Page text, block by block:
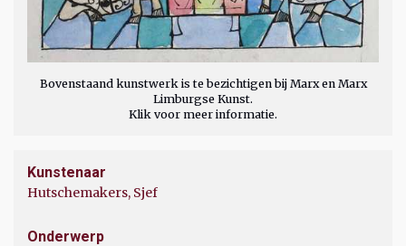
Bovenstaand kunstwerk is te bezichtigen bij Marx en Marx
Limburgse Kunst.
Klik voor meer informatie.
Kunstenaar
Hutschemakers, Sjef
Onderwerp